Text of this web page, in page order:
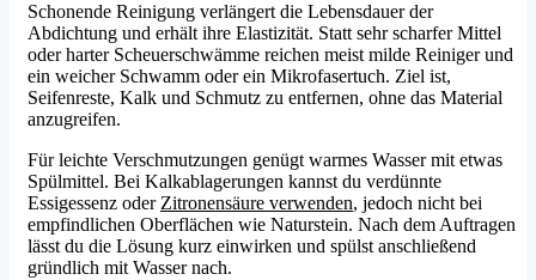
Schonende Reinigung verlängert die Lebensdauer der
Abdichtung und erhält ihre Elastizität. Statt sehr scharfer Mittel
oder harter Scheuerschwämme reichen meist milde Reiniger und
ein weicher Schwamm oder ein Mikrofasertuch. Ziel ist,
Seifenreste, Kalk und Schmutz zu entfernen, ohne das Material
anzugreifen.
Für leichte Verschmutzungen genügt warmes Wasser mit etwas
Spülmittel. Bei Kalkablagerungen kannst du verdünnte
Essigessenz oder Zitronensäure verwenden, jedoch nicht bei
empfindlichen Oberflächen wie Naturstein. Nach dem Auftragen
lässt du die Lösung kurz einwirken und spülst anschließend
gründlich mit Wasser nach.